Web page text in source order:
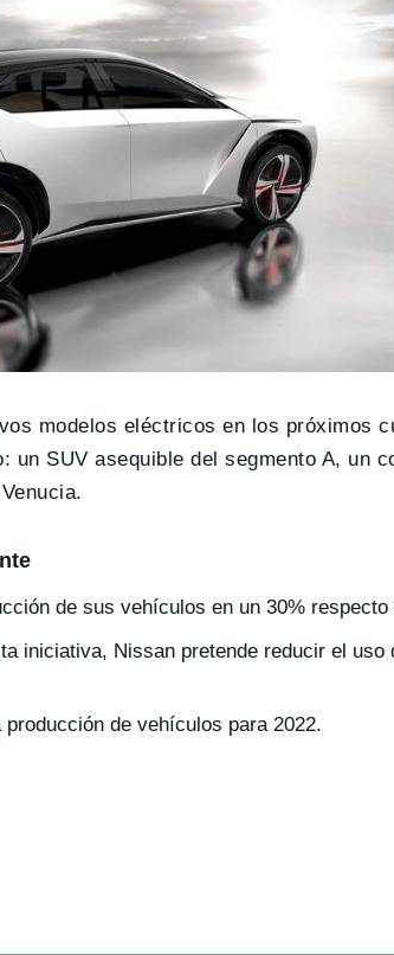
modelos eléctricos en los próximos
SUV asequible del segmento A, un
de sus vehículos en un 30%
iniciativa, Nissan pretende reducir el uso
de vehículos para 2022.